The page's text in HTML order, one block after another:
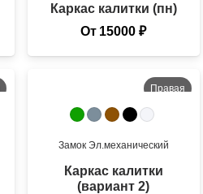
Каркас калитки (пн)
От 15000₽
Правая
На улицу
Замок Эл.механический
Каркас калитки
(вариант 2)